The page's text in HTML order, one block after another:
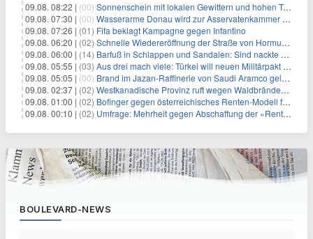
09.08. 08:22 | (00) Sonnenschein mit lokalen Gewittern und hohen Temperaturen
09.08. 07:30 | (00) Wasserarme Donau wird zur Asservatenkammer der Geschichte
09.08. 07:26 | (01) Fifa beklagt Kampagne gegen Infantino
09.08. 06:20 | (02) Schnelle Wiedereröffnung der Straße von Hormus ungewiss
09.08. 06:00 | (14) Barfuß in Schlappen und Sandalen: Sind nackte Füße eklig?
09.08. 05:55 | (03) Aus drei mach viele: Türkei will neuen Militärpakt erweitern
09.08. 05:05 | (00) Brand im Jazan-Raffinerie von Saudi Aramco gelöscht: Auswirkungen auf die Energiemärkte
09.08. 02:37 | (02) Westkanadische Provinz ruft wegen Waldbränden Notstand aus
09.08. 01:00 | (02) Bofinger gegen österreichisches Renten-Modell für Schwerarbeiter
09.08. 00:10 | (02) Umfrage: Mehrheit gegen Abschaffung der «Rente mit 63»
BOULEVARD-NEWS